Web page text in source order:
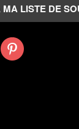
Pinterest